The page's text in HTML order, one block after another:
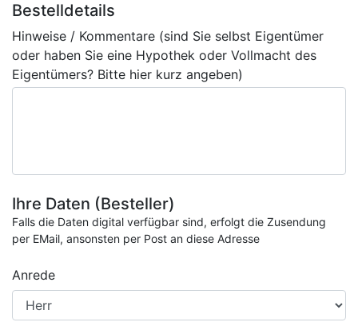
Bestelldetails
Hinweise / Kommentare (sind Sie selbst Eigentümer
oder haben Sie eine Hypothek oder Vollmacht des
Eigentümers? Bitte hier kurz angeben)
Ihre Daten (Besteller)
Falls die Daten digital verfügbar sind, erfolgt die Zusendung
per EMail, ansonsten per Post an diese Adresse
Anrede